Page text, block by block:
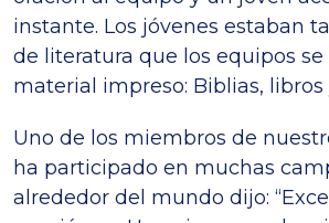
instante. Los jóvenes estaban
de literatura que los equipos
material impreso: Biblias, libros
Uno de los miembros de
ha participado en muchas
alrededor del mundo dijo: